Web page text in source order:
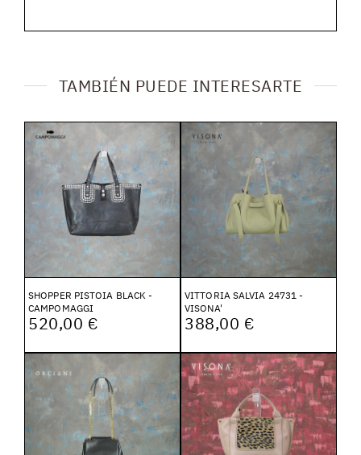
TAMBIÉN PUEDE INTERESARTE
SHOPPER PISTOIA BLACK -
CAMPOMAGGI
520,00 €
VITTORIA SALVIA 24731 -
VISONA'
388,00 €